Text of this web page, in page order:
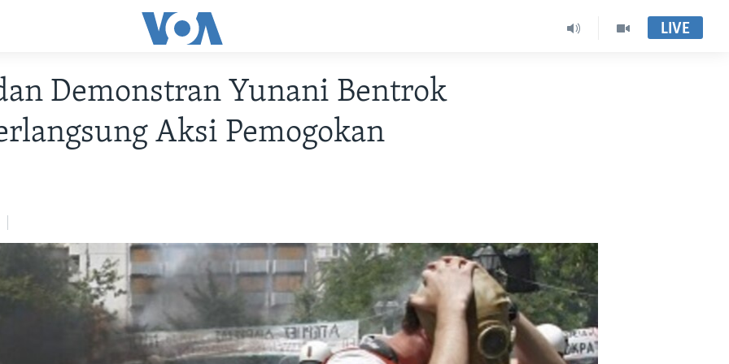
LIVE
Demonstran Yunani Bentrok
Aksi Pemogokan